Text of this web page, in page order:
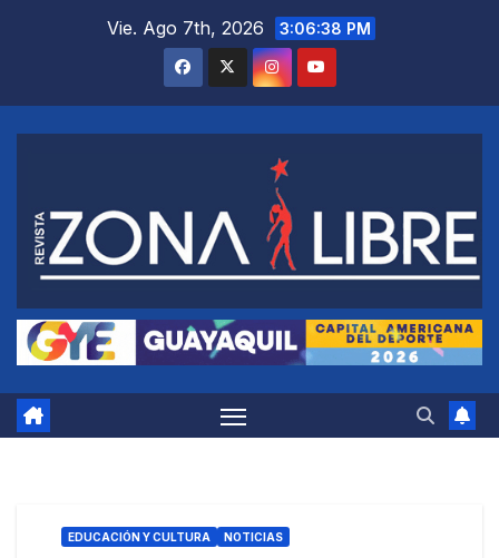
Vie. Ago 7th, 2026 3:06:39 PM
EDUCACIÓN Y CULTURA NOTICIAS